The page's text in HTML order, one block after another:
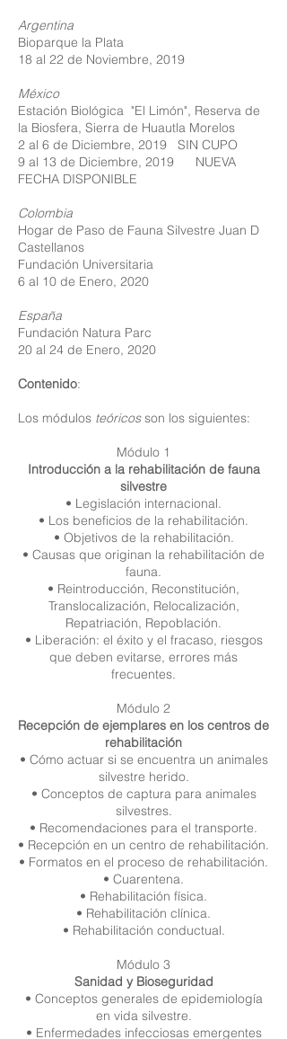
Argentina
Bioparque la Plata
18 al 22 de Noviembre, 2019
México
Estación Biológica "El Limón", Reserva de
la Biosfera, Sierra de Huautla Morelos
2 al 6 de Diciembre, 2019 SIN CUPO
9 al 13 de Diciembre, 2019 NUEVA
FECHA DISPONIBLE
Colombia
Hogar de Paso de Fauna Silvestre Juan D
Castellanos
Fundación Universitaria
6 al 10 de Enero, 2020
España
Fundación Natura Parc
20 al 24 de Enero, 2020
Contenido:
Los módulos teóricosson los siguientes:
Módulo 1
Introducción a la rehabilitación de fauna
silvestre
• Legislación internacional.
• Los beneficios de la rehabilitación.
• Objetivos de la rehabilitación.
• Causas que originan la rehabilitación de
fauna.
• Reintroducción, Reconstitución,
Translocalización, Relocalización,
Repatriación, Repoblación.
• Liberación: el éxito y el fracaso, riesgos
que deben evitarse, errores más
frecuentes.
Módulo 2
Recepción de ejemplares en los centros de
rehabilitación
• Cómo actuar si se encuentra un animales
silvestre herido.
• Conceptos de captura para animales
silvestres.
• Recomendaciones para el transporte.
• Recepción en un centro de rehabilitación.
• Formatos en el proceso de rehabilitación.
• Cuarentena.
• Rehabilitación física.
• Rehabilitación clínica.
• Rehabilitación conductual.
Módulo 3
Sanidad y Bioseguridad
• Conceptos generales de epidemiología
en vida silvestre.
• Enfermedades infecciosas emergentes